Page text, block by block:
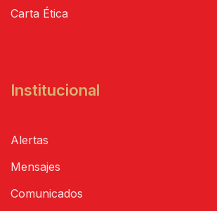
Carta Ética
Institucional
Alertas
Mensajes
Comunicados